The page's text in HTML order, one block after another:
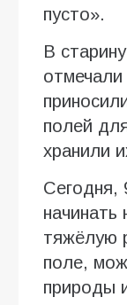
пусто».
В
полей
хранили
Сегодня,
начинать
тяжёлую
поле,
природы